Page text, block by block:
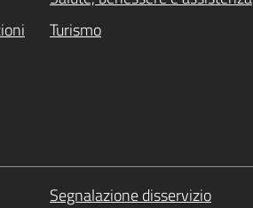
Turismo
Segnalazione disservizio